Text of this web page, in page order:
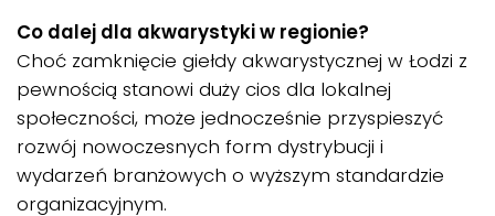
Co dalej dla akwarystyki w regionie?
Choć zamknięcie giełdy akwarystycznej w Łodzi z
pewnością stanowi duży cios dla lokalnej
społeczności, może jednocześnie przyspieszyć
rozwój nowoczesnych form dystrybucji i
wydarzeń branżowych o wyższym standardzie
organizacyjnym.